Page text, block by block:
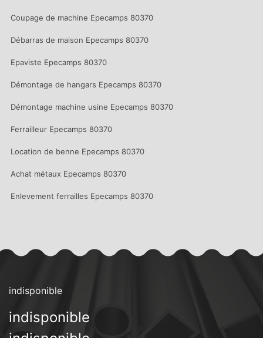
Coupage de machine Epecamps 80370
Débarras de maison Epecamps 80370
Epaviste Epecamps 80370
Démontage de hangars Epecamps 80370
Démontage machine usine Epecamps 80370
Ferrailleur Epecamps 80370
Location de benne Epecamps 80370
Achat métaux Epecamps 80370
Enlevement ferrailles Epecamps 80370
indisponible
indisponible